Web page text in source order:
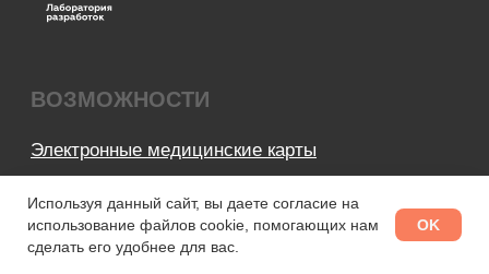
Используя данный сайт, вы даете согласие на
использование файлов cookie, помогающих нам
сделать его удобнее для вас.
OK